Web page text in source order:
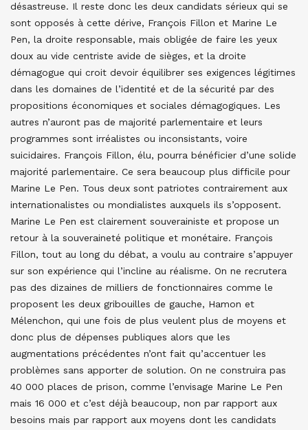
désastreuse. Il reste donc les deux candidats sérieux qui se
sont opposés à cette dérive, François Fillon et Marine Le
Pen, la droite responsable, mais obligée de faire les yeux
doux au vide centriste avide de sièges, et la droite
démagogue qui croit devoir équilibrer ses exigences légitimes
dans les domaines de l’identité et de la sécurité par des
propositions économiques et sociales démagogiques. Les
autres n’auront pas de majorité parlementaire et leurs
programmes sont irréalistes ou inconsistants, voire
suicidaires. François Fillon, élu, pourra bénéficier d’une solide
majorité parlementaire. Ce sera beaucoup plus difficile pour
Marine Le Pen. Tous deux sont patriotes contrairement aux
internationalistes ou mondialistes auxquels ils s’opposent.
Marine Le Pen est clairement souverainiste et propose un
retour à la souveraineté politique et monétaire. François
Fillon, tout au long du débat, a voulu au contraire s’appuyer
sur son expérience qui l’incline au réalisme. On ne recrutera
pas des dizaines de milliers de fonctionnaires comme le
proposent les deux gribouilles de gauche, Hamon et
Mélenchon, qui une fois de plus veulent plus de moyens et
donc plus de dépenses publiques alors que les
augmentations précédentes n’ont fait qu’accentuer les
problèmes sans apporter de solution. On ne construira pas
40 000 places de prison, comme l’envisage Marine Le Pen
mais 16 000 et c’est déjà beaucoup, non par rapport aux
besoins mais par rapport aux moyens dont les candidats